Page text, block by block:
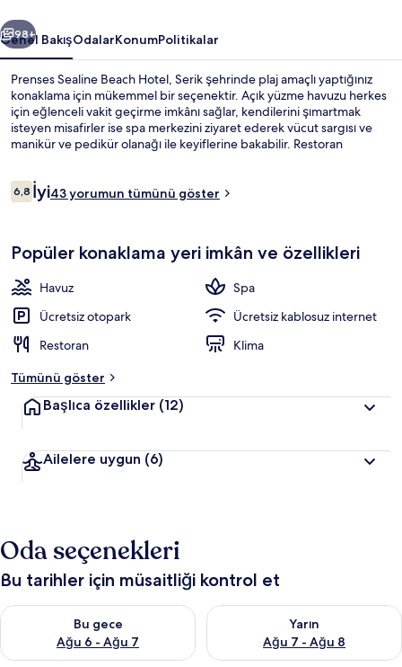
Sonraki
98+
Genel BakışOdalarKonumPolitikalar
Prenses Sealine Beach Hotel, Serik şehrinde plaj amaçlı yaptığınız
konaklama için mükemmel bir seçenektir. Açık yüzme havuzu herkes
için eğlenceli vakit geçirme imkânı sağlar, kendilerini şımartmak
isteyen misafirler ise spa merkezini ziyaret ederek vücut sargısı ve
manikür ve pedikür olanağı ile keyiflerine bakabilir. Restoran
arasındadır.
Yorumlar
6,86,8/10
İyi43 yorumun tümünü göster
Popüler konaklama yeri imkân ve özellikleri
Havuz
Spa
Ücretsiz otopark
Ücretsiz kablosuz internet
Restoran
Klima
Tümünü göster
Başlıca özellikler (12)
Ailelere uygun (6)
Oda seçenekleri
Bu tarihler için müsaitliği kontrol et
Bu gece
Ağu 6 - Ağu 7
Bu gece için müsaitliği kontrol et Ağu 6 - Ağu 7
Yarın
Ağu 7 - Ağu 8
Yarın için müsaitliği kontrol